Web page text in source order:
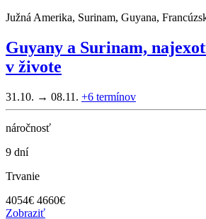
Južná Amerika, Surinam, Guyana,
Guyany a Surinam,
v živote
31.10. → 08.11. +6 termínov
náročnosť
9 dní
Trvanie
4054€ 4660€
Zobraziť